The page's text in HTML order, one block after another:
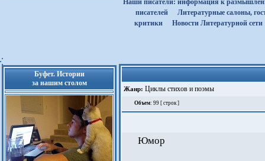
Наши писатели: информация к
писателей
Литературные салоны,
критики
Новости Литературной сети
Буфет. Истории
за нашим столом
Жанр: Циклы стихов и поэмы
Объем: 99 [ строк ]
Юмор